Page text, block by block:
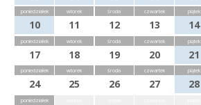
poniedziałek
10
wtorek
11
środa
12
czwartek
13
piątek
14
poniedziałek
17
wtorek
18
środa
19
czwartek
20
piątek
21
poniedziałek
24
wtorek
25
środa
26
czwartek
27
piątek
28
poniedziałek